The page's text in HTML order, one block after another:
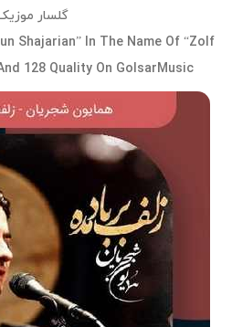
گلسار
Shajarian” In The Name Of “Zolf
128 Quality On GolsarMusic